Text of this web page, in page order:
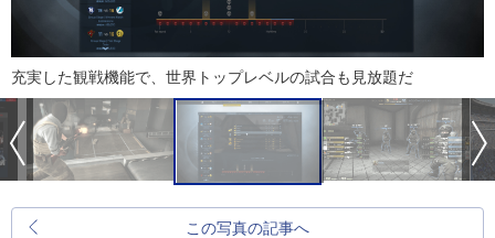
充実した観戦機能で、世界トップレベルの試合も見放題だ
この写真の記事へ